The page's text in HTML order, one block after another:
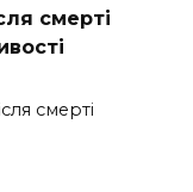
смерті
смерті